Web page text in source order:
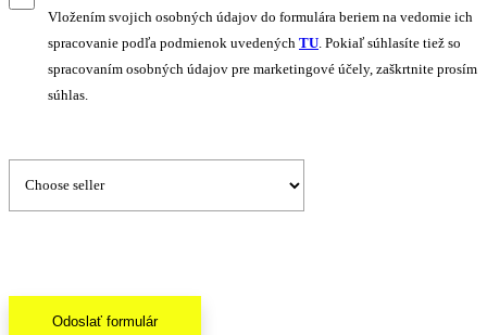
Vložením svojich osobných údajov do formulára beriem na vedomie ich
spracovanie podľa podmienok uvedených TU . Pokiaľ súhlasíte tiež so
spracovaním osobných údajov pre marketingové účely, zaškrtnite prosím
súhlas.
Odoslať formulár